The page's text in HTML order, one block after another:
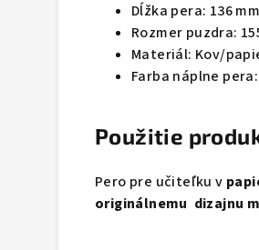
Dĺžka pera: 136 mm
Rozmer puzdra:
Materiál: Kov/
Farba náplne
Použitie
Pero pre učiteľku v
originálnemu dizajnu